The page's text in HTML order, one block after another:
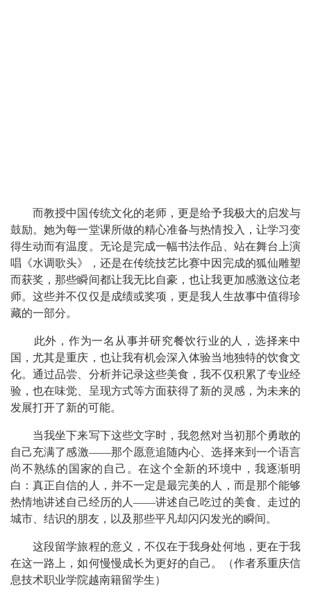
而教授中国传统文化的老师，更是给予我极大的启发与
鼓励。她为每一堂课所做的精心准备与热情投入，让学习变
得生动而有温度。无论是完成一幅书法作品、站在舞台上演
唱《水调歌头》，还是在传统技艺比赛中因完成的狐仙雕塑
而获奖，那些瞬间都让我无比自豪，也让我更加感激这位老
师。这些并不仅仅是成绩或奖项，更是我人生故事中值得珍
藏的一部分。
此外，作为一名从事并研究餐饮行业的人，选择来中
国，尤其是重庆，也让我有机会深入体验当地独特的饮食文
化。通过品尝、分析并记录这些美食，我不仅积累了专业经
验，也在味觉、呈现方式等方面获得了新的灵感，为未来的
发展打开了新的可能。
当我坐下来写下这些文字时，我忽然对当初那个勇敢的
自己充满了感激——那个愿意追随内心、选择来到一个语言
尚不熟练的国家的自己。在这个全新的环境中，我逐渐明
白：真正自信的人，并不一定是最完美的人，而是那个能够
热情地讲述自己经历的人——讲述自己吃过的美食、走过的
城市、结识的朋友，以及那些平凡却闪闪发光的瞬间。
这段留学旅程的意义，不仅在于我身处何地，更在于我
在这一路上，如何慢慢成长为更好的自己。
（作者系重庆信
息技术职业学院越南籍留学生）